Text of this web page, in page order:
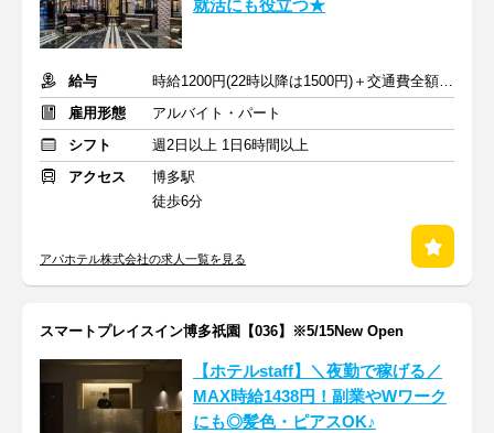
就活にも役立つ★
給与
時給1200円(22時以降は1500円)＋交通費全額支給
雇用形態
アルバイト・パート
シフト
週2日以上 1日6時間以上
アクセス
博多駅
徒歩6分
アパホテル株式会社の求人一覧を見る
スマートプレイスイン博多祇園【036】※5/15New Open
【ホテルstaff】＼夜勤で稼げる／
MAX時給1438円！副業やWワーク
にも◎髪色・ピアスOK♪